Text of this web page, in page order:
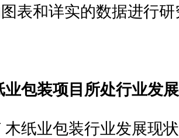
表和详实的数据进行研
业包装项目所处行业发
纸业包装行业发展现状